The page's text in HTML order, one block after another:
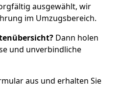
ausgewählt, wir
im Umzugsbereich.
Dann holen
und unverbindliche
aus und erhalten Sie